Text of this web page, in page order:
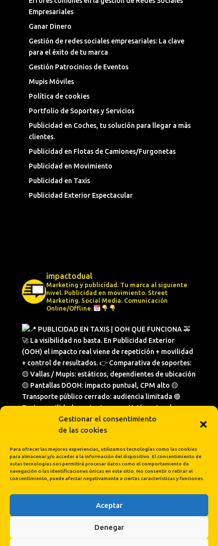
Gestionar el consentimiento
de las cookies
Para ofrecer las mejores experiencias, utilizamos tecnologías como las cookies
para almacenar y/o acceder a la información del dispositivo. El consentimiento de
estas tecnologías nos permitirá procesar datos como el comportamiento de
navegación o las identificaciones únicas en este sitio. No consentir o retirar el
consentimiento, puede afectar negativamente a ciertas características y funciones.
Aceptar
Denegar
Empresariales
Ganar Dinero
Gestión de redes sociales empresariales: La clave
para el éxito de tu marca
Gestión Patrocinios de Eventos
Mupis Móviles
Política de cookies
Portfolio de Soportes y Servicios
Publicidad en Coches, tu solución para llegar a más
clientes.
Publicidad en Flotas de Camiones/Furgonetas
Publicidad en Movimiento
Publicidad en Taxis
Publicidad Exterior Espectacular
impactodual
Marketing y publicidad. Tu marca al siguiente
nivel. Publicidad en movimiento. Street
Marketing. Social Media. Comunicación
Online/Offline.
Cargar más... Síguenos en Instagram